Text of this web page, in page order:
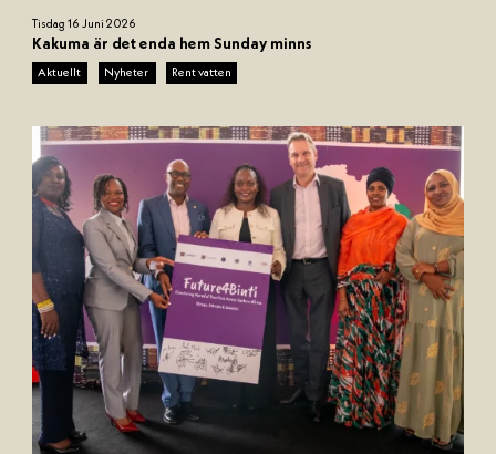
a
m
n
(
9
0
0
p
x
)
Tisdag 16 Juni 2026
Kakuma är det enda hem Sunday minns
Aktuellt Nyheter Rent vatten